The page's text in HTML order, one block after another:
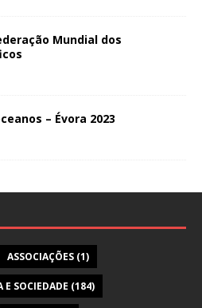
Mundial dos
– Évora 2023
ASSOCIAÇÕES (1)
E SOCIEDADE (184)